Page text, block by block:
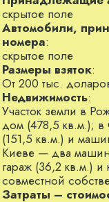
будинків
заступника
Володимира
непрохідним. У
встиг змінити
«Наша Україна».
скрытое поле
Автомобили,
номера:
скрытое поле
Размеры взяток:
От 200 тыс.
Недвижимость:
Участок земли в
дом (478,5 кв.м.); в
(151,5 кв.м.) и
Киеве — два
гараж (36,2 кв.м.) и
совместной
Затраты –